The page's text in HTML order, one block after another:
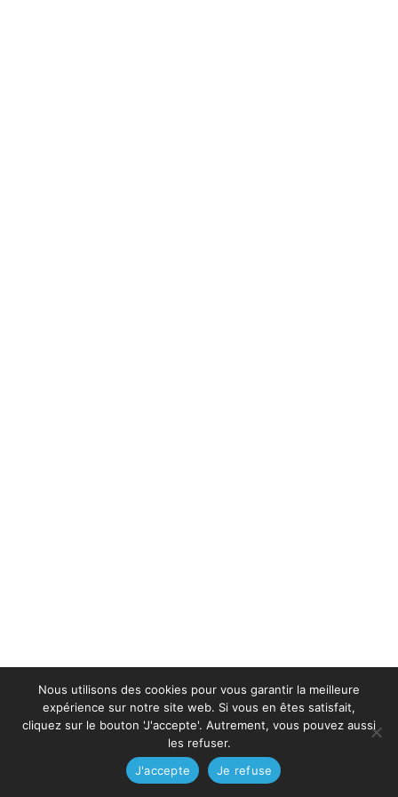
Nous utilisons des cookies pour vous garantir la meilleure
expérience sur notre site web. Si vous en êtes satisfait,
cliquez sur le bouton 'J'accepte'. Autrement, vous pouvez aussi
les refuser.
J'accepte
Je refuse